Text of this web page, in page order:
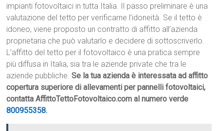
impianti fotovoltaici in tutta Italia. Il passo preliminare è una
valutazione del tetto per verificarne l’idoneità. Se il tetto è
idoneo, viene proposto un contratto di affitto all’azienda
proprietaria che può valutarlo e decidere di sottoscriverlo.
L’affitto del tetto per il fotovoltaico è una pratica sempre
più diffusa in Italia, sia tra le aziende private che tra le
aziende pubbliche.Se la tua azienda è interessata ad affitto
copertura superiore di allevamenti per pannelli fotovoltaici,
contatta AffittoTettoFotovoltaico.com al numero verde
800955358.